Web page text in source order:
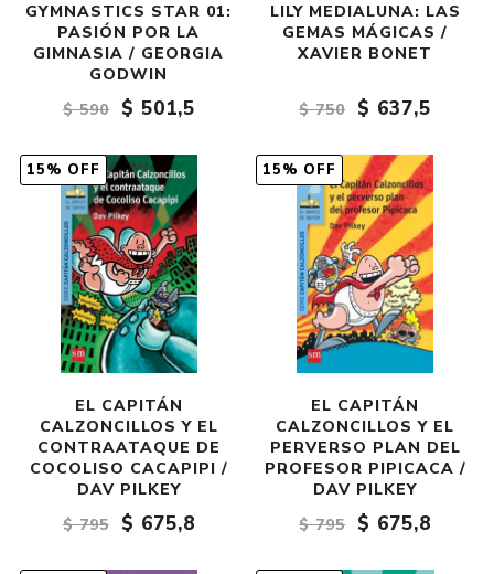
GYMNASTICS STAR 01:
PASIÓN POR LA
GIMNASIA / GEORGIA
GODWIN
$ 590
$ 501,5
LILY MEDIALUNA: LAS
GEMAS MÁGICAS /
XAVIER BONET
$ 750 $ 637,5
15% OFF
EL CAPITÁN
CALZONCILLOS Y EL
CONTRAATAQUE DE
COCOLISO CACAPIPI /
DAV PILKEY
$ 795
$ 675,8
15% OFF
EL CAPITÁN
CALZONCILLOS Y EL
PERVERSO PLAN DEL
PROFESOR PIPICACA /
DAV PILKEY
$ 795
$ 675,8